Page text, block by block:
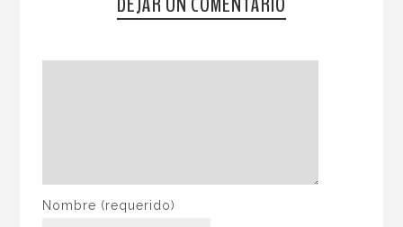
Nombre (requerido)